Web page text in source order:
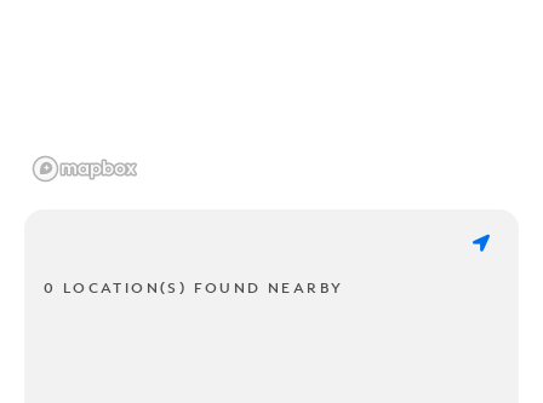
0 LOCATION(S) FOUND NEARBY